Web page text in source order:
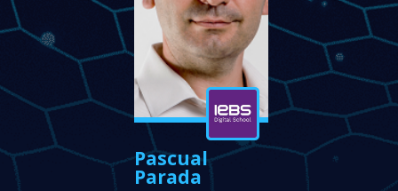
Pascual
Parada